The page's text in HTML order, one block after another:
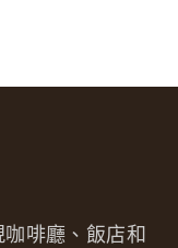
啡廳、飯店和